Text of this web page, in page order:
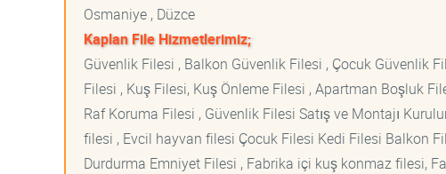
Osmaniye , Düzce
Kaplan File Hizmetlerimiz;
Güvenlik Filesi , Balkon Güvenlik Filesi , Çocuk Güvenlik
Filesi , Kuş Filesi, Kuş Önleme Filesi , Apartman Boşluk
Raf Koruma Filesi , Güvenlik Filesi Satış ve Montajı
filesi , Evcil hayvan filesi Çocuk Filesi Kedi Filesi Balkon
Durdurma Emniyet Filesi , Fabrika içi kuş konmaz filesi,